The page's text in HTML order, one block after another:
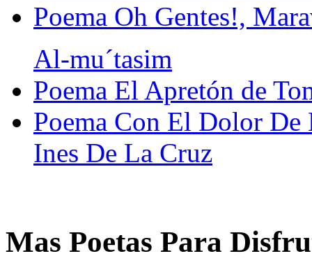
Poema Oh Gentes!,
Al-mu´tasim
Poema El Apretón de
Poema Con El Dolor De
Ines De La Cruz
Mas Poetas Para